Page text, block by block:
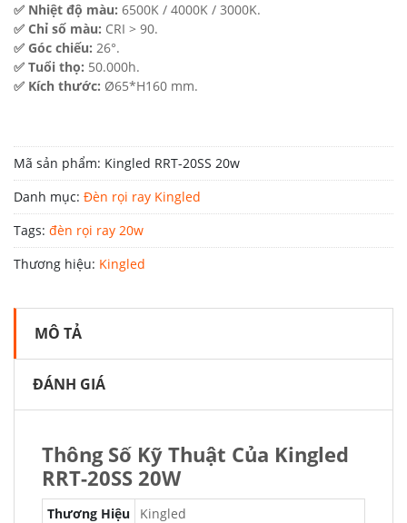
✅ Nhiệt độ màu: 6500K / 4000K / 3000K.
✅ Chỉ số màu: CRI > 90.
✅ Góc chiếu: 26°.
✅ Tuổi thọ: 50.000h.
✅ Kích thước: Ø65*H160 mm.
Mã sản phẩm: Kingled RRT-20SS 20w
Danh mục: Đèn rọi ray Kingled
Tags: đèn rọi ray 20w
Thương hiệu: Kingled
MÔ TẢ
ĐÁNH GIÁ
Thông Số Kỹ Thuật Của Kingled
RRT-20SS 20W
Thương Hiệu
Kingled